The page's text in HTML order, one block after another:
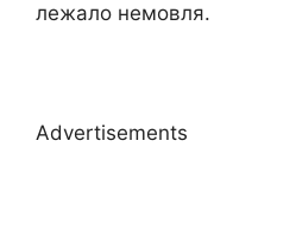
лежало немовля.
Advertisements